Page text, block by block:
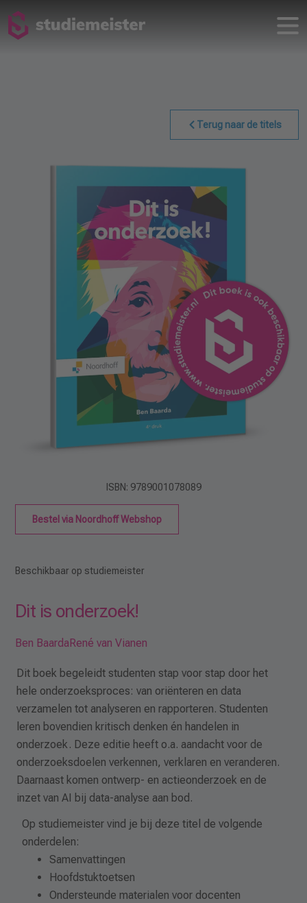
Terug naar de titels
ISBN: 9789001078089
Bestel via Noordhoff Webshop
Beschikbaar op studiemeister
Dit is onderzoek!
Ben BaardaRené van Vianen
Dit boek begeleidt studenten stap voor stap door het
hele onderzoeksproces: van oriënteren en data
verzamelen tot analyseren en rapporteren. Studenten
leren bovendien kritisch denken én handelen in
onderzoek. Deze editie heeft o.a. aandacht voor de
onderzoeksdoelen verkennen, verklaren en veranderen.
Daarnaast komen ontwerp- en actieonderzoek en de
inzet van AI bij data-analyse aan bod.
Op studiemeister vind je bij deze titel de volgende
onderdelen:
Samenvattingen
Hoofdstuktoetsen
Ondersteunde materialen voor docenten